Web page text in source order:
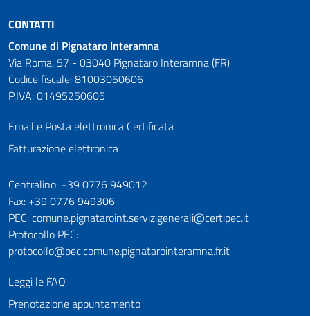
CONTATTI
Comune di Pignataro Interamna
Via Roma, 57 - 03040 Pignataro Interamna (FR)
Codice fiscale: 81003050606
P.IVA: 01495250605
Email e Posta elettronica Certificata
Fatturazione elettronica
Numeri utili
Centralino: +39 0776 949012
Fax: +39 0776 949306
PEC: comune.pignataroint.servizigenerali@certipec.it
Protocollo PEC:
protocollo@pec.comune.pignatarointeramna.fr.it
Leggi le FAQ
Prenotazione appuntamento